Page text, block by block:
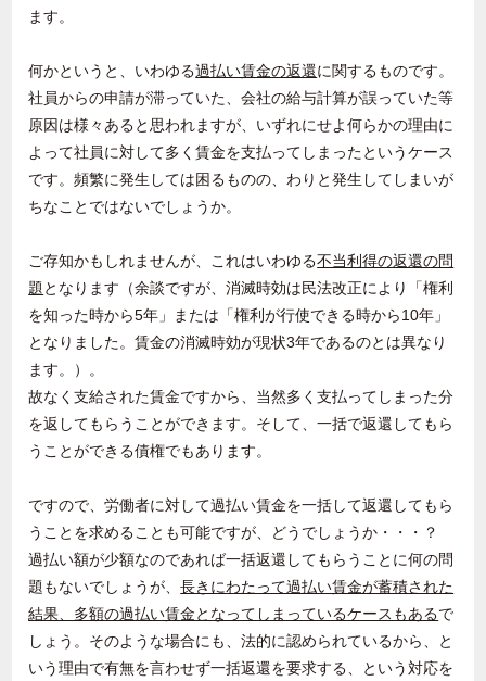
ます。
何かというと、いわゆる過払い賃金の返還に関するものです。
社員からの申請が滞っていた、会社の給与計算が誤っていた等
原因は様々あると思われますが、いずれにせよ何らかの理由に
よって社員に対して多く賃金を支払ってしまったというケース
です。頻繁に発生しては困るものの、わりと発生してしまいが
ちなことではないでしょうか。
ご存知かもしれませんが、これはいわゆる不当利得の返還の問
題となります（余談ですが、消滅時効は民法改正により「権利
を知った時から5年」または「権利が行使できる時から10年」
となりました。賃金の消滅時効が現状3年であるのとは異なり
ます。）。
故なく支給された賃金ですから、当然多く支払ってしまった分
を返してもらうことができます。そして、一括で返還してもら
うことができる債権でもあります。
ですので、労働者に対して過払い賃金を一括して返還してもら
うことを求めることも可能ですが、どうでしょうか・・・？
過払い額が少額なのであれば一括返還してもらうことに何の問
題もないでしょうが、長きにわたって過払い賃金が蓄積された
結果、多額の過払い賃金となってしまっているケースもあるで
しょう。そのような場合にも、法的に認められているから、と
いう理由で有無を言わせず一括返還を要求する、という対応を